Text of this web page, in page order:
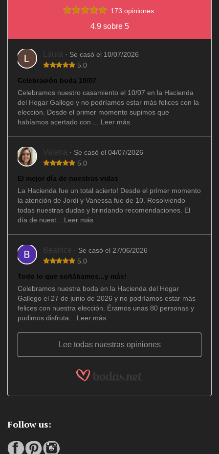
173 opiniones
4.9 sobre 5
Laura · Se casó el 10/07/2026
5.0
Celebración boda 10/07
Celebramos nuestro casamiento el 10/07 en la Hacienda
del Hogar Gallego y no podríamos estar más felices con la
elección. Desde el primer momento supimos que
habíamos acertado con ... Leer más
Valeria · Se casó el 04/07/2026
5.0
El mejor día de nuestras vidas
La Hacienda fue un total acierto! Desde el primer momento
la atención de Jordi y Vanessa fue de 10. Resolviendo
todas nuestras dudas y brindando recomendaciones. El
día de nuest... Leer más
Beatrice · Se casó el 27/06/2026
5.0
Todo lo que soñábamos...y más!
Celebramos nuestra boda en la Hacienda del Hogar
Gallego el 27 de junio de 2026 y no podríamos estar más
felices con nuestra elección. Éramos unas 80 personas y
pudimos disfruta... Leer más
Lee todas nuestras opiniones
Follow us: